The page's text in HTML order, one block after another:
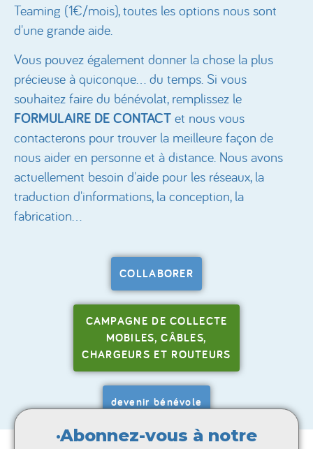
Teaming (1€/mois), toutes les options nous sont
d'une grande aide.
Vous pouvez également donner la chose la plus
précieuse à quiconque... du temps. Si vous
souhaitez faire du bénévolat, remplissez le
FORMULAIRE DE CONTACT et nous vous
contacterons pour trouver la meilleure façon de
nous aider en personne et à distance. Nous avons
actuellement besoin d'aide pour les réseaux, la
traduction d'informations, la conception, la
fabrication...
COLLABORER
CAMPAGNE DE COLLECTE
MOBILES, CÂBLES,
CHARGEURS ET ROUTEURS
devenir bénévole
·Abonnez-vous à notre